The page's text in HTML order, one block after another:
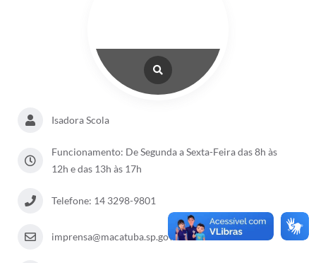
Isadora Scola
Funcionamento: De Segunda a Sexta-Feira das 8h às
12h e das 13h às 17h
Telefone: 14 3298-9801
imprensa@macatuba.sp.gov.br